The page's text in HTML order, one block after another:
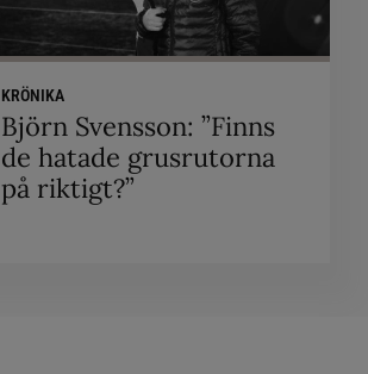
KRÖNIKA
Björn Svensson: ”Finns
de hatade grusrutorna
på riktigt?”